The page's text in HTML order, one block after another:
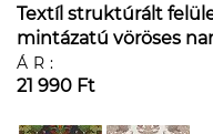
Textíl struktúrált
mintázatú vöröses
tapéta
ÁR:
21 990 Ft